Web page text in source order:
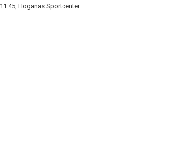
11:45, Höganäs Sportcenter